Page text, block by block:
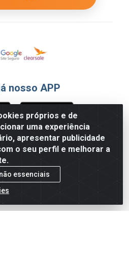
próprios e de
uma experiência
apresentar publicidade
o seu perfil e melhorar a
essenciais
nosso APP
Pagamento